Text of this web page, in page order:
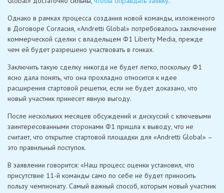
Однако в рамках процесса создания новой команды, изложенного
в Договоре Согласия, «Andretti Global» потребовалось заключение
коммерческой сделки с владельцем Ф1 Liberty Media, прежде
чем ей будет разрешено участвовать в гонках.
Заключить такую ​​сделку никогда не будет легко, поскольку Ф1
ясно дала понять, что она прохладно относится к идее
расширения стартовой решетки, если не будет доказано, что
новый участник принесет явную выгоду.
После нескольких месяцев обсуждений и дискуссий с ключевыми
заинтересованными сторонами Ф1 пришла к выводу, что не
считает, что открытие стартовой площадки для «Andretti Global» –
это правильный поступок.
В заявлении говорится: «Наш процесс оценки установил, что
присутствие 11-й команды само по себе не будет приносить
пользу чемпионату. Самый важный способ, которым новый участник